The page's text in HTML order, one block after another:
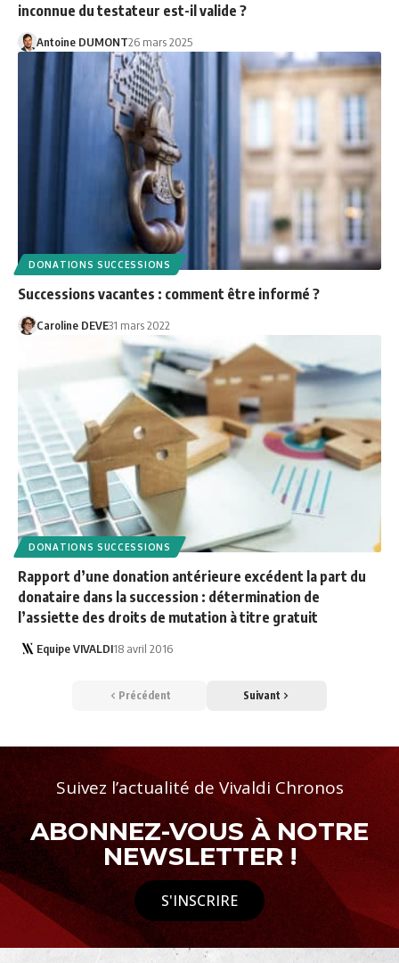
inconnue du testateur est-il valide ?
Antoine DUMONT26 mars 2025
DONATIONS SUCCESSIONS
Successions vacantes : comment être informé ?
Caroline DEVE31 mars 2022
DONATIONS SUCCESSIONS
Rapport d’une donation antérieure excédent la part du
donataire dans la succession : détermination de
l’assiette des droits de mutation à titre gratuit
Equipe VIVALDI18 avril 2016
Précédent Suivant
Suivez l’actualité de Vivaldi Chronos
ABONNEZ-VOUS À NOTRE
NEWSLETTER !
S'INSCRIRE